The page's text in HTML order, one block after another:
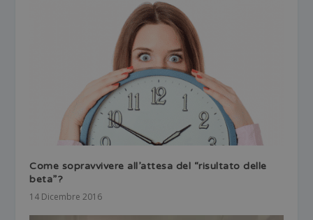
Come sopravvivere all’attesa del “risultato delle
beta”?
14 Dicembre 2016